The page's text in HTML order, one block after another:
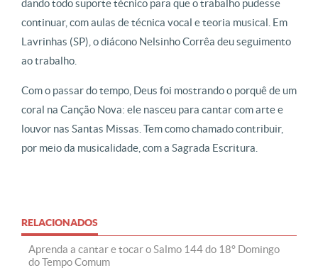
dando todo suporte técnico para que o trabalho pudesse
continuar, com aulas de técnica vocal e teoria musical. Em
Lavrinhas (SP), o diácono Nelsinho Corrêa deu seguimento
ao trabalho.
Com o passar do tempo, Deus foi mostrando o porquê de um
coral na Canção Nova: ele nasceu para cantar com arte e
louvor nas Santas Missas. Tem como chamado contribuir,
por meio da musicalidade, com a Sagrada Escritura.
RELACIONADOS
Aprenda a cantar e tocar o Salmo 144 do 18° Domingo
do Tempo Comum